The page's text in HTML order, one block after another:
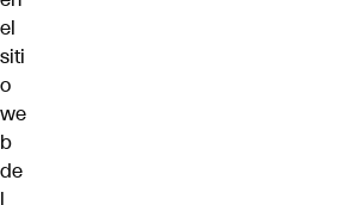
el
siti
o
we
b
de